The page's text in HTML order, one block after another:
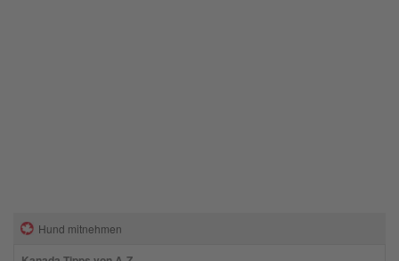
Hund mitnehmen